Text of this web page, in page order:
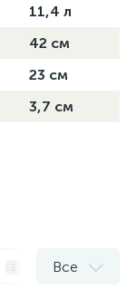
11,4 л
42 см
23 см
3,7 см
3 Все